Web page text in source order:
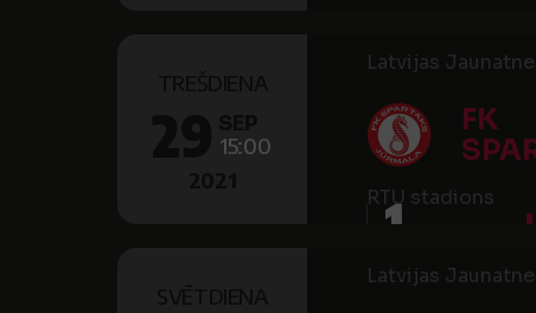
15:00
Latvijas
FK
1
RTU stadions
Latvijas